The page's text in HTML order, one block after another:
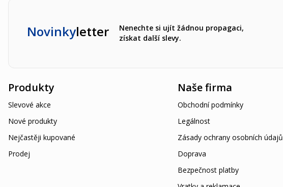
Novinkyletter
Nenechte si ujít žádnou propagaci,
získat další slevy.
Produkty
Slevové akce
Nové produkty
Nejčastěji kupované
Prodej
Naše firma
Obchodní podmínky
Legálnost
Zásady ochrany osobních údajů
Doprava
Bezpečnost platby